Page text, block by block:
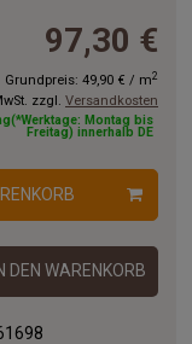
97,30 €
Grundpreis: 49,90 € / m2
zzgl. Versandkosten
Montag bis
Freitag) innerhalb DE
DEN WARENKORB